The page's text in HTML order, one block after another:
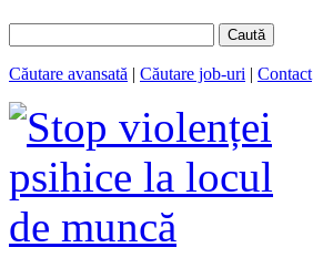
Caută
Căutare avansată | Căutare job-uri | Contact